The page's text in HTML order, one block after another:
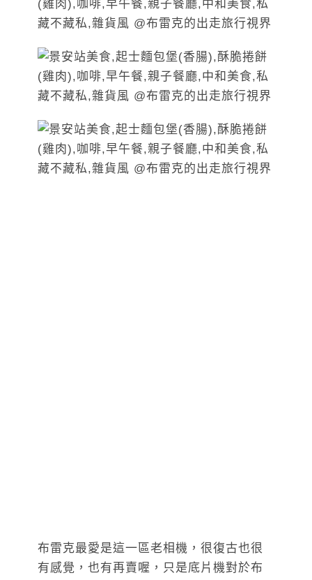
布雷克最愛是這一區老相機，很復古也很
有感覺，也有再賣喔，只是底片機對於布